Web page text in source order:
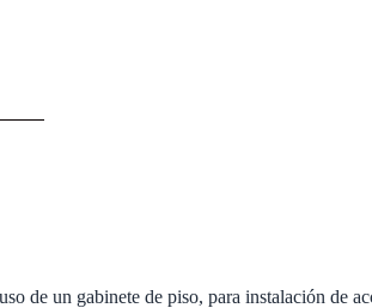
de un gabinete de piso, para instalación de